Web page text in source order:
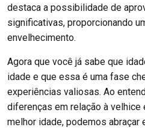
destaca a possibilidade de
significativas, proporcionando
envelhecimento.
Agora que você já sabe que
idade e que essa é uma fase
experiências valiosas. Ao
diferenças em relação à velhice
melhor idade, podemos abraçar